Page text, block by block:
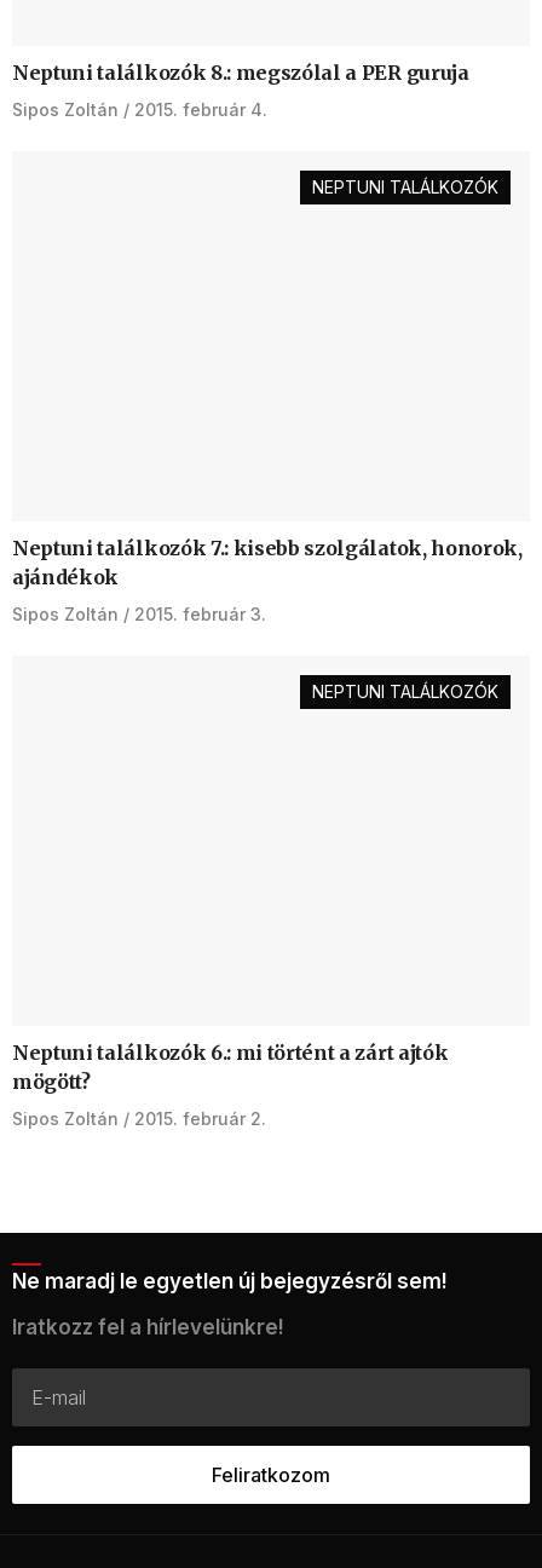
Neptuni találkozók 8.: megszólal a PER guruja
Sipos Zoltán 2015. február 4.
NEPTUNI TALÁLKOZÓK
Neptuni találkozók 7.: kisebb szolgálatok, honorok,
ajándékok
Sipos Zoltán 2015. február 3.
NEPTUNI TALÁLKOZÓK
Neptuni találkozók 6.: mi történt a zárt ajtók
mögött?
Sipos Zoltán 2015. február 2.
Ne maradj le egyetlen új bejegyzésről sem!
Iratkozz fel a hírlevelünkre!